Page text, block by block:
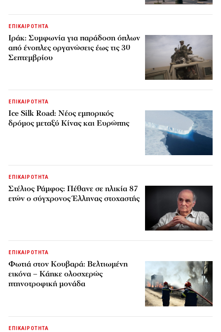
ΕΠΙΚΑΙΡΟΤΗΤΑ
Ιράκ: Συμφωνία για παράδοση όπλων
από ένοπλες οργανώσεις έως τις 30
Σεπτεμβρίου
ΕΠΙΚΑΙΡΟΤΗΤΑ
Ice Silk Road: Nέος εμπορικός
δρόμος μεταξύ Κίνας και Ευρώπης
ΕΠΙΚΑΙΡΟΤΗΤΑ
Στέλιος Ράμφος: Πέθανε σε ηλικία 87
ετών ο σύγχρονος Έλληνας στοχαστής
ΕΠΙΚΑΙΡΟΤΗΤΑ
Φωτιά στον Κουβαρά: Βελτιωμένη
εικόνα – Κάηκε ολοσχερώς
πτηνοτροφική μονάδα
ΕΠΙΚΑΙΡΟΤΗΤΑ